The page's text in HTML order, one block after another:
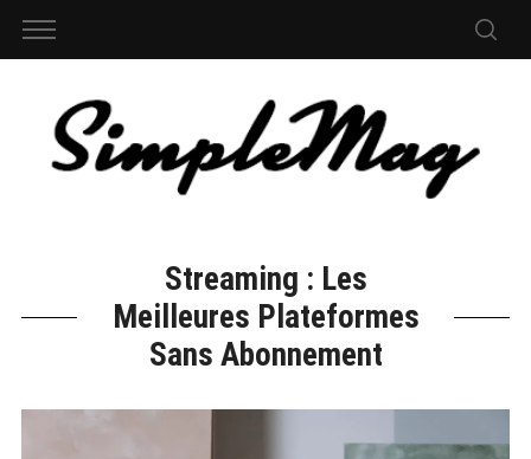
Streaming : Les
Meilleures Plateformes
Sans Abonnement